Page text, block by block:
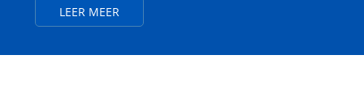
LEER MEER